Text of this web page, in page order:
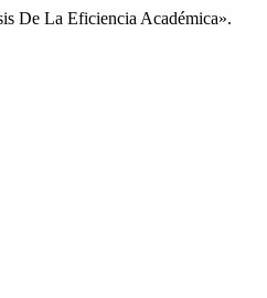
De La Eficiencia Académica».